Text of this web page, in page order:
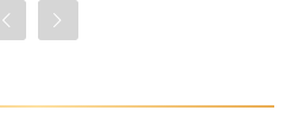
Цена выкупа